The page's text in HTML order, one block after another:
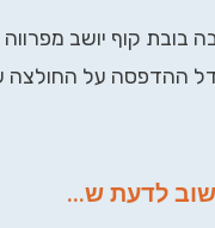
בובת קוף יושב מפרווה – כ-
ההדפסה על החולצה של
לדעת ש...